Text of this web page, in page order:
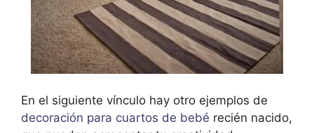
En el siguiente vínculo hay otro ejemplos de
decoración para cuartos de bebé recién nacido,